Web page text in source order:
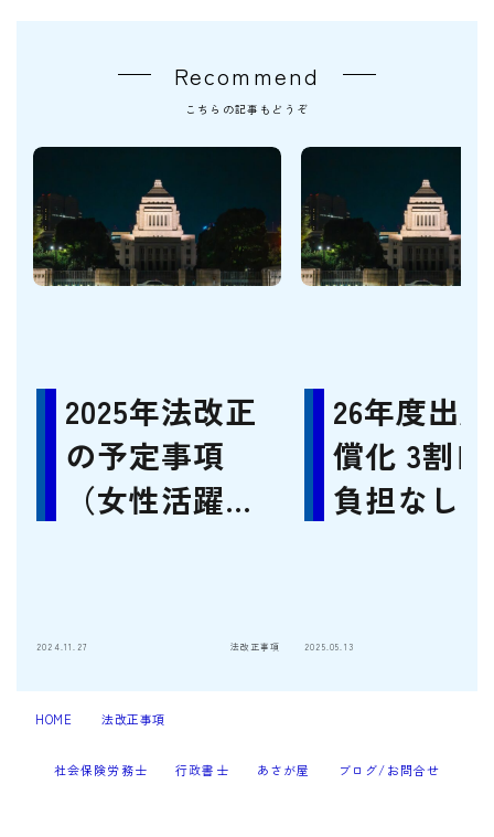
Recommend
こちらの記事もどうぞ
2025年法改正
の予定事項
（女性活躍推
2024.11.27 法改正事項
26年度出
償化 3割
負担なし
2025.05.13
HOME 法改正事項
社会保険労務士 行政書士 あさが屋 ブログ/お問合せ